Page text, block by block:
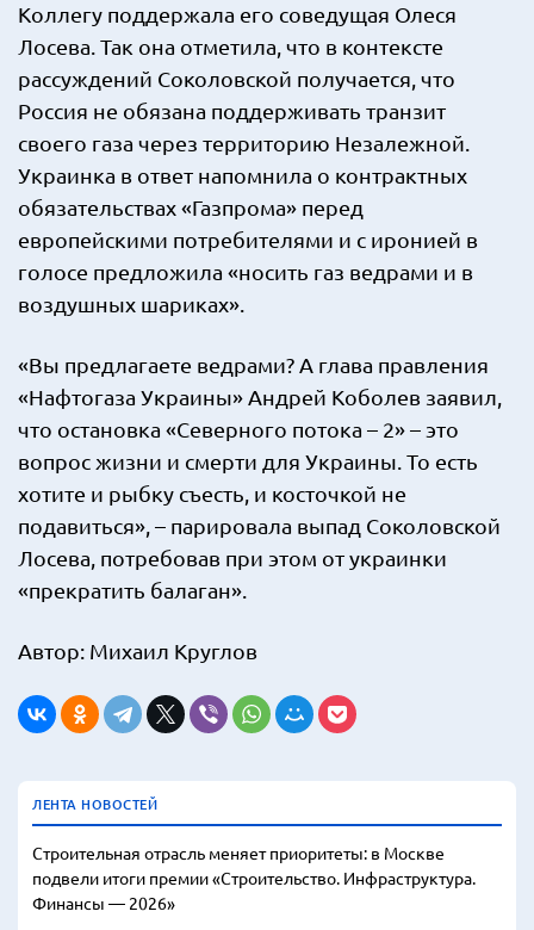
Коллегу поддержала его соведущая Олеся
Лосева. Так она отметила, что в контексте
рассуждений Соколовской получается, что
Россия не обязана поддерживать транзит
своего газа через территорию Незалежной.
Украинка в ответ напомнила о контрактных
обязательствах «Газпрома» перед
европейскими потребителями и с иронией в
голосе предложила «носить газ ведрами и в
воздушных шариках».
«Вы предлагаете ведрами? А глава правления
«Нафтогаза Украины» Андрей Коболев заявил,
что остановка «Северного потока – 2» – это
вопрос жизни и смерти для Украины. То есть
хотите и рыбку съесть, и косточкой не
подавиться», – парировала выпад Соколовской
Лосева, потребовав при этом от украинки
«прекратить балаган».
Автор: Михаил Круглов
ЛЕНТА НОВОСТЕЙ
Строительная отрасль меняет приоритеты: в Москве
подвели итоги премии «Строительство. Инфраструктура.
Финансы — 2026»